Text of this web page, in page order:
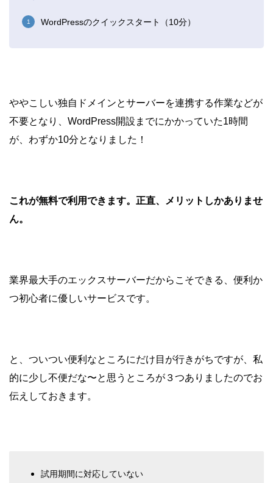
WordPressのクイックスタート（10分）
ややこしい独自ドメインとサーバーを連携する作業などが
不要となり、WordPress開設までにかかっていた1時間
が、わずか10分となりました！
これが無料で利用できます。 正直、メリットしかありませ
ん。
業界最大手のエックスサーバーだからこそできる、便利か
つ初心者に優しいサービスです。
と、ついつい便利なところにだけ目が行きがちですが、私
的に少し不便だな〜と思うところが３つありましたのでお
伝えしておきます。
試用期間に対応していない